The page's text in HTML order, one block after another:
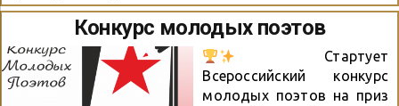
Конкурс молодых поэтов
Стартует
Всероссийский конкурс
молодых поэтов на приз